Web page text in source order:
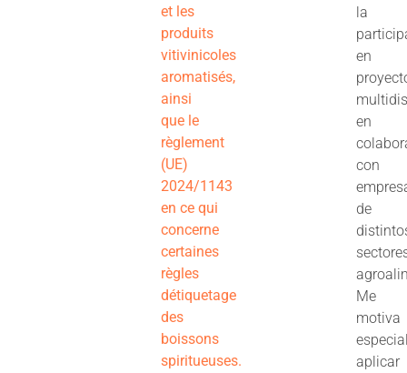
et les
produits
vitivinicoles
aromatisés,
ainsi
que le
règlement
(UE)
2024/1143
en ce qui
concerne
certaines
règles
détiquetage
des
boissons
spiritueuses.
la
en
en
con
de
Me
motiva
aplicar